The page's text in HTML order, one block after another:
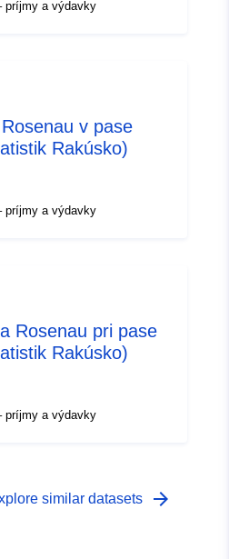
príjmy a výdavky
v pase
Rakúsko)
príjmy a výdavky
Rosenau pri pase
Rakúsko)
príjmy a výdavky
similar datasets arrow_forward